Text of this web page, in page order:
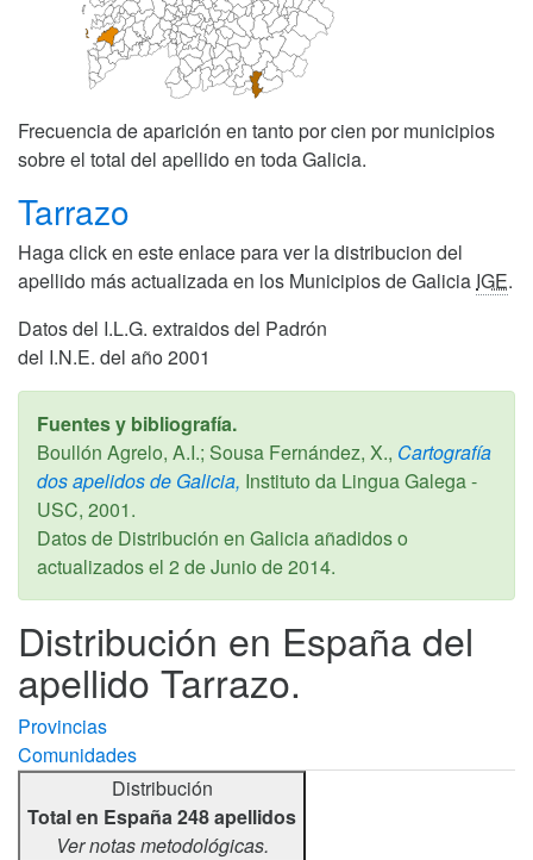
Frecuencia de aparición en tanto por cien por municipios
sobre el total del apellido en toda Galicia.
Tarrazo
Haga click en este enlace para ver la distribucion del
apellido más actualizada en los Municipios de Galicia IGE.
Datos del I.L.G. extraidos del Padrón
del I.N.E. del año 2001
Fuentes y bibliografía.
Boullón Agrelo, A.I.; Sousa Fernández, X., Cartografía
dos apelidos de Galicia, Instituto da Lingua Galega -
USC, 2001.
Datos de Distribución en Galicia añadidos o
actualizados el 2 de Junio de 2014.
Distribución en España del
apellido Tarrazo.
Provincias
Comunidades
Distribución
Total en España 248 apellidos
Ver notas metodológicas.